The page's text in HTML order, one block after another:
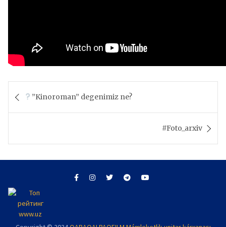
navigation”Kinoroman” degenimiz ne?
#Foto_arxiv